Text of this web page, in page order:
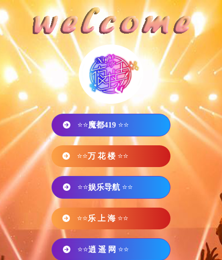
⭐⭐魔都419 ⭐⭐
⭐⭐万 花 楼 ⭐⭐
⭐⭐娱乐导航 ⭐⭐
⭐⭐乐 上 海 ⭐⭐
⭐⭐逍 遥 网 ⭐⭐